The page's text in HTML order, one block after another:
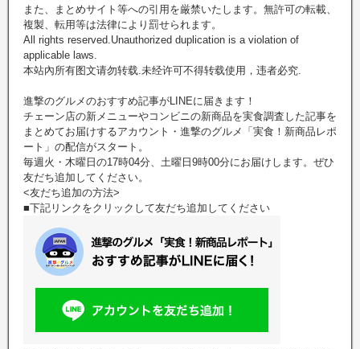
また、まとめサイト等への引用を厳禁いたします。無許可の転載、
複製、転用等は法律により罰せられます。
All rights reserved.Unauthorized duplication is a violation of
applicable laws.
本站內所有图文请勿转载.未经许可不得转载使用，违者必究.
進撃のグルメのおすすめ記事がLINEに届きます！
チェーン店の新メニューやコンビニの新商品を実食調査した記事を
まとめてお届けするアカウント・進撃のグルメ「実食！新商品レポ
ート」の配信がスタート。
毎週火・木曜日の17時04分、土曜日9時00分にお届けします。ぜひ
友だち追加してください。
<友だち追加の方法>
■下記リンクをクリックして友だち追加してください